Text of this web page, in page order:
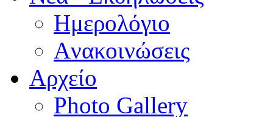
Ημερολόγιο
Aνακοινώσεις
Αρχείο
Photo Gallery